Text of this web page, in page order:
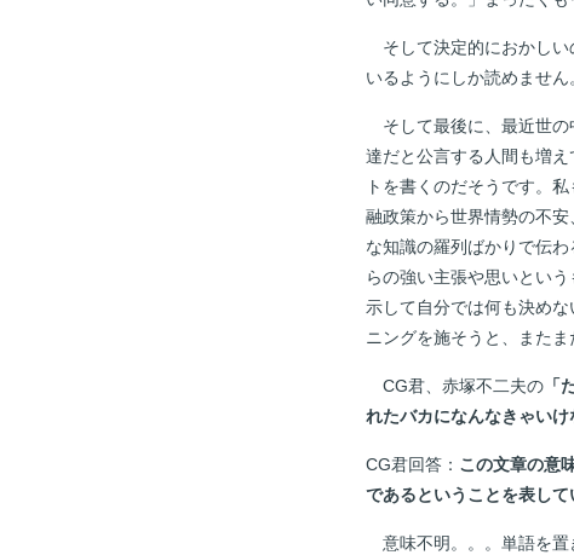
そして決定的におかしい
いるようにしか読めませ
そして最後に、最近世の
達だと公言する人間も増
トを書くのだそうです。
融政策から世界情勢の不
な知識の羅列ばかりで伝
らの強い主張や思いとい
示して自分では何も決め
ニングを施そうと、またま
CG君、赤塚不二夫の 「
れたバカになんなきゃいけ
CG君回答： この文章の意
であるということを表し
意味不明。。。単語を置